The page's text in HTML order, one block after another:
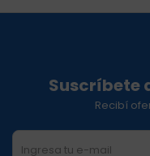
Suscríbete
Recibí